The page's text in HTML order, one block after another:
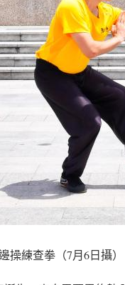
操練查拳（7月6日攝）